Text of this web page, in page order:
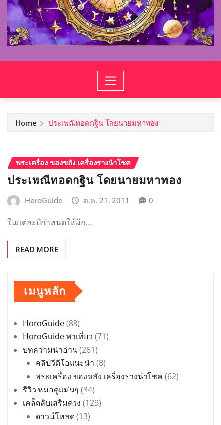
Home ประเพณีทอดกฐิน โดยนายมหาทอง
พระเครื่อง ของขลัง เครื่องรางนำโชค
ประเพณีทอดกฐิน โดยนายมหาทอง
HoroGuide ต.ค. 21, 2011 0
ในแต่ละปีกำหนดให้มีก…
READ MORE
เมนูหลัก
HoroGuide(88)
HoroGuide พาเที่ยว (71)
บทความน่าอ่าน(261)
คลิปวีดีโอแนะนำ (8)
พระเครื่อง ของขลัง เครื่องรางนำโชค (62)
รีวิว หมอดูแม่นๆ (34)
เคล็ดลับเสริมดวง (129)
ดาวน์โหลด(13)